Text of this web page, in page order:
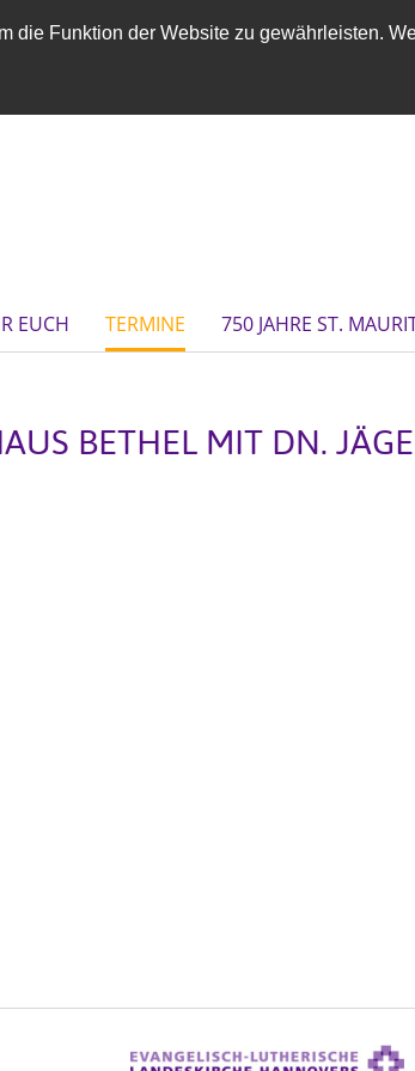
Funktion der Website zu gewährleisten.
EUCH TERMINE 750 JAHRE ST.
BETHEL MIT DN.